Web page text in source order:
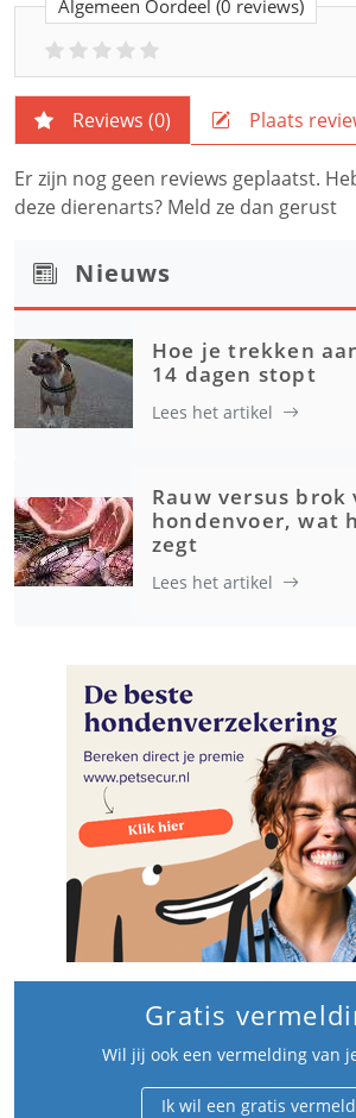
Algemeen Oordeel (0 reviews)
Reviews (0) Plaats
Er zijn nog geen reviews geplaatst.
deze dierenarts? Meld ze dan gerust
Nieuws
Hoe je trekken
14 dagen stopt
Lees het artikel
Rauw versus brok
hondenvoer, wat
zegt
Lees het artikel
Gratis
Wil jij ook een vermelding van
Ik wil een gratis